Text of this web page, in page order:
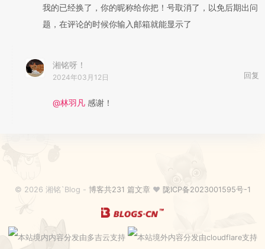
我的已经换了，你的昵称给你把！号取消了，以免后期出问
题，在评论的时候你输入邮箱就能显示了
湘铭呀！
2024年03月12日 回复
@林羽凡感谢！
© 2026 湘铭`Blog - 博客共231 篇文章 ♥ 陇ICP备2023001595号-1